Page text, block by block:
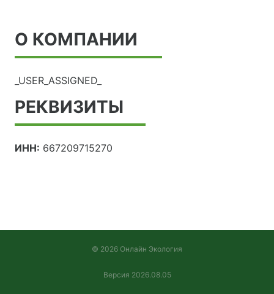
О КОМПАНИИ
_USER_ASSIGNED_
РЕКВИЗИТЫ
ИНН: 667209715270
© 2026 Онлайн Экология
Версия 2026.08.05